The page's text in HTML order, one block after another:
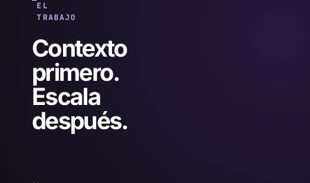
EL
TRABAJO
Contexto
primero.
Escala
después.